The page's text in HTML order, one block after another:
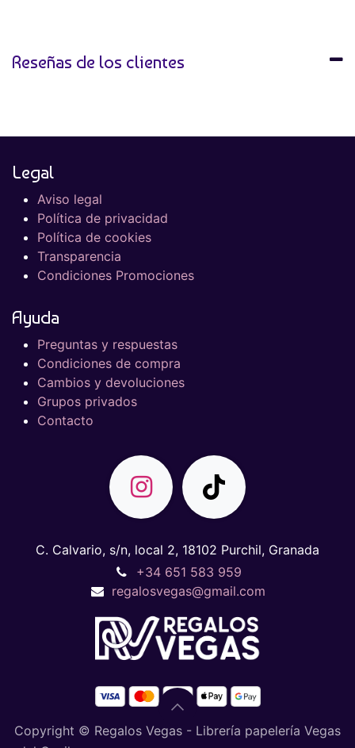
Reseñas de los clientes
Legal
Aviso legal
Política de privacidad
Política de cookies
Transparencia
Condiciones Promociones
Ayuda
Preguntas y respuestas
Condiciones de compra
Cambios y devoluciones
Grupos privados
Contacto
C. Calvario, s/n, local 2, 18102 Purchil, Granada
+34 651 583 959
regalosvegas@gmail.com
Copyright © Regalos Vegas - Librería papelería Vegas